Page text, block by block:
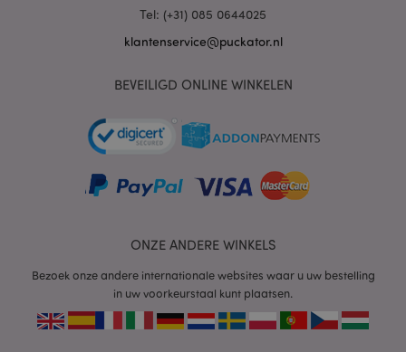
Tel: (+31) 085 0644025
klantenservice@puckator.nl
BEVEILIGD ONLINE WINKELEN
ONZE ANDERE WINKELS
Bezoek onze andere internationale websites waar u uw bestelling
in uw voorkeurstaal kunt plaatsen.
mage-cache-sessid
Adobe Inc.
_GRECAPTCHA
Google LLC
www.google.com